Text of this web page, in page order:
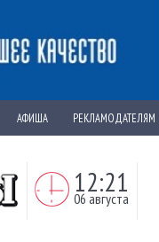
АФИША РЕКЛАМОДАТЕЛЯМ
12:21
06 августа